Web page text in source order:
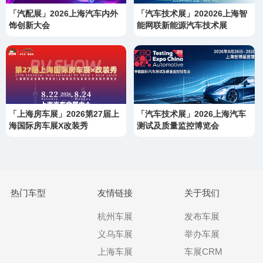
「汽配展」2026上海汽车内外
饰创新大会
「汽车技术展」202026上海智
能网联新能源汽车技术展
「上海房车展」2026第27届上
海国际房车展X改装秀
「汽车技术展」2026上海汽车
测试及质量监控博览会
热门车型 友情链接
杭州车展
义乌车展
上海车展
关于我们
发布车展
举办车展
车展CRM